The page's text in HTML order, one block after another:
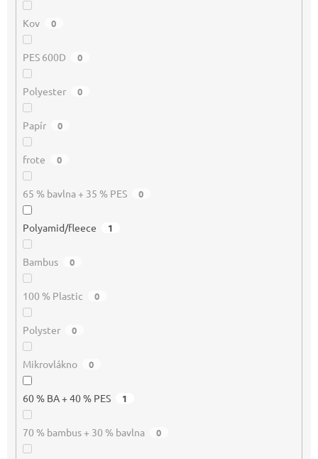
Kov 0
PES 600D 0
Polyester 0
Papír 0
frote 0
65 % bavlna + 35 % PES 0
Polyamid/fleece 1
Bambus 0
100 % Plastic 0
Polyster 0
Mikrovlákno 0
60 % BA + 40 % PES 1
70 % bambus + 30 % bavlna 0